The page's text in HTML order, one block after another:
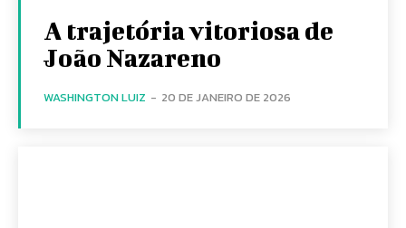
A trajetória vitoriosa de
João Nazareno
WASHINGTON LUIZ - 20 DE JANEIRO DE 2026